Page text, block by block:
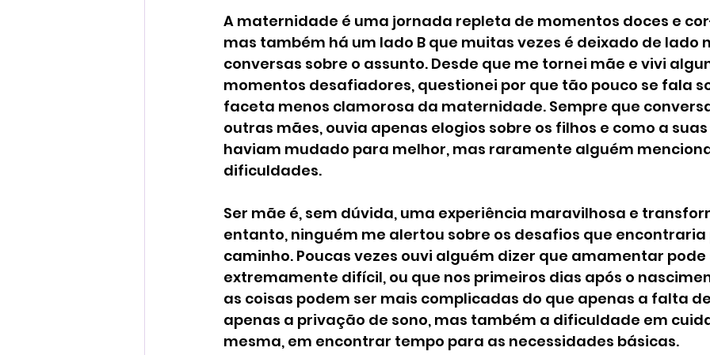
A maternidade é uma jornada repleta de momentos doces e
mas também há um lado B que muitas vezes é deixado de lado
conversas sobre o assunto. Desde que me tornei mãe e vivi
momentos desafiadores, questionei por que tão pouco se fala
faceta menos clamorosa da maternidade. Sempre que
outras mães, ouvia apenas elogios sobre os filhos e como a
haviam mudado para melhor, mas raramente alguém
dificuldades.
Ser mãe é, sem dúvida, uma experiência maravilhosa e
entanto, ninguém me alertou sobre os desafios que encontraria
caminho. Poucas vezes ouvi alguém dizer que amamentar pode
extremamente difícil, ou que nos primeiros dias após o
as coisas podem ser mais complicadas do que apenas a falta de
apenas a privação de sono, mas também a dificuldade em
mesma, em encontrar tempo para as necessidades básicas.